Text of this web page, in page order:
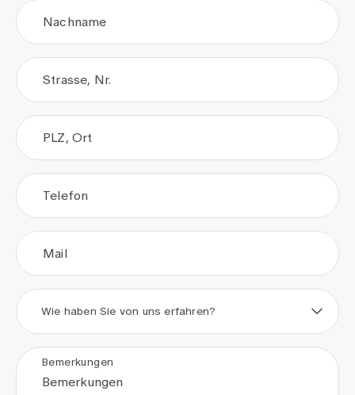
Nachname
Strasse, Nr.
PLZ, Ort
Telefon
Mail
Wie haben Sie von uns erfahren?
Bemerkungen